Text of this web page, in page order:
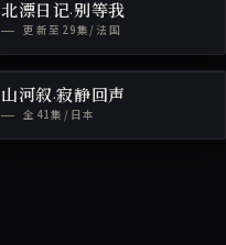
北漂日记·别等我
更新至29集/法国
山河叙·寂静回声
全41集/日本